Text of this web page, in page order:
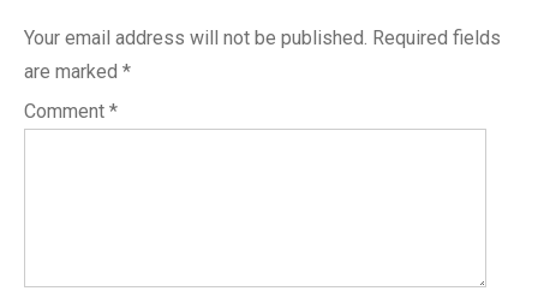
Your email address will not be published. Required fields
are marked *
Comment *